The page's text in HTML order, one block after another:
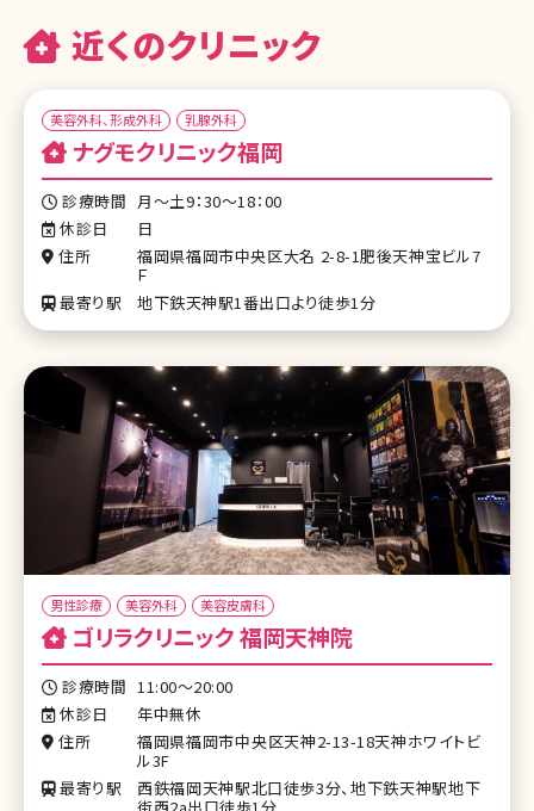
近くのクリニック
美容外科、形成外科 乳腺外科
ナグモクリニック福岡
診療時間 月～土9：30～18：00
休診日
日
住所
福岡県福岡市中央区大名 2-8-1肥後天神宝ビル7
Ｆ
最寄り駅
地下鉄天神駅1番出口より徒歩1分
男性診療 美容外科 美容皮膚科
ゴリラクリニック 福岡天神院
診療時間 11:00〜20:00
休診日
年中無休
住所
福岡県福岡市中央区天神2-13-18天神ホワイトビ
ル3F
最寄り駅
西鉄福岡天神駅北口徒歩3分、地下鉄天神駅地下